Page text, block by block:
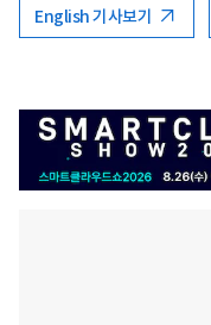
English 기사보기